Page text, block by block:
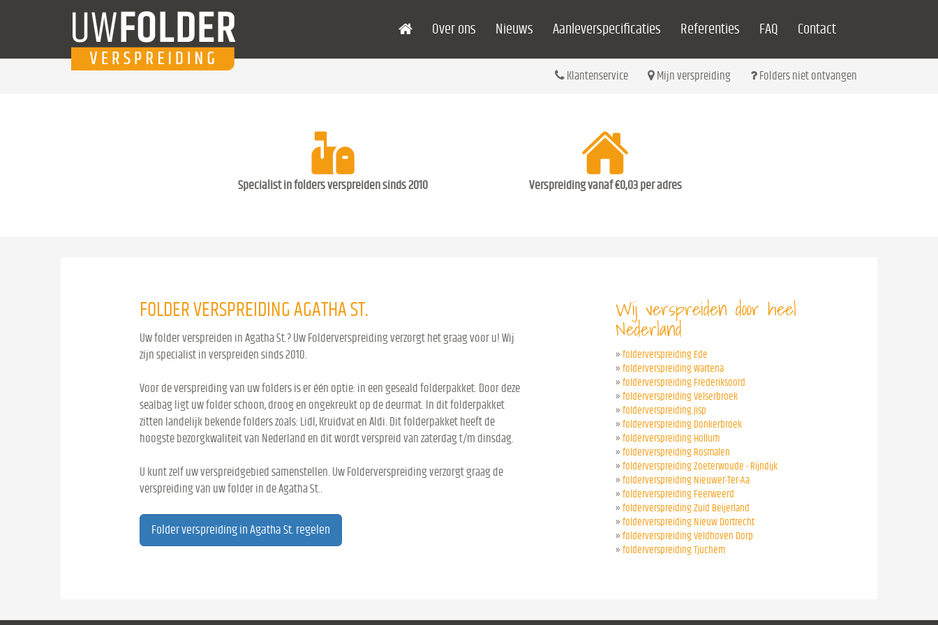
Over ons Nieuws Aanleverspecificaties Referenties FAQ Contact
Klantenservice Mijn verspreiding Folders niet ontvangen
Specialist in folders verspreiden sinds 2010 Verspreiding vanaf €0,03 per adres
FOLDER VERSPREIDING AGATHA ST.
Uw folder verspreiden in Agatha St.? Uw Folderverspreiding verzorgt het graag voor u! Wij
zijn specialist in verspreiden sinds 2010.
Voor de verspreiding van uw folders is er één optie: in een geseald folderpakket. Door deze
sealbag ligt uw folder schoon, droog en ongekreukt op de deurmat. In dit folderpakket
zitten landelijk bekende folders zoals: Lidl, Kruidvat en Aldi. Dit folderpakket heeft de
hoogste bezorgkwaliteit van Nederland en dit wordt verspreid van zaterdag t/m dinsdag.
U kunt zelf uw verspreidgebied samenstellen. Uw Folderverspreiding verzorgt graag de
verspreiding van uw folder in de Agatha St..
Folder verspreiding in Agatha St. regelen
Wij verspreiden door heel
Nederland
» folderverspreiding Ede
» folderverspreiding Wartena
» folderverspreiding Frederiksoord
» folderverspreiding Velserbroek
» folderverspreiding Jisp
» folderverspreiding Donkerbroek
» folderverspreiding Hollum
» folderverspreiding Rosmalen
» folderverspreiding Zoeterwoude - Rijndijk
» folderverspreiding Nieuwer-Ter-Aa
» folderverspreiding Feerweerd
» folderverspreiding Zuid Beijerland
» folderverspreiding Nieuw Dortrecht
» folderverspreiding Veldhoven Dorp
» folderverspreiding Tjuchem